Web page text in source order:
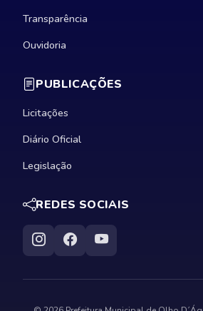
Transparência
Ouvidoria
PUBLICAÇÕES
Licitações
Diário Oficial
Legislação
REDES SOCIAIS